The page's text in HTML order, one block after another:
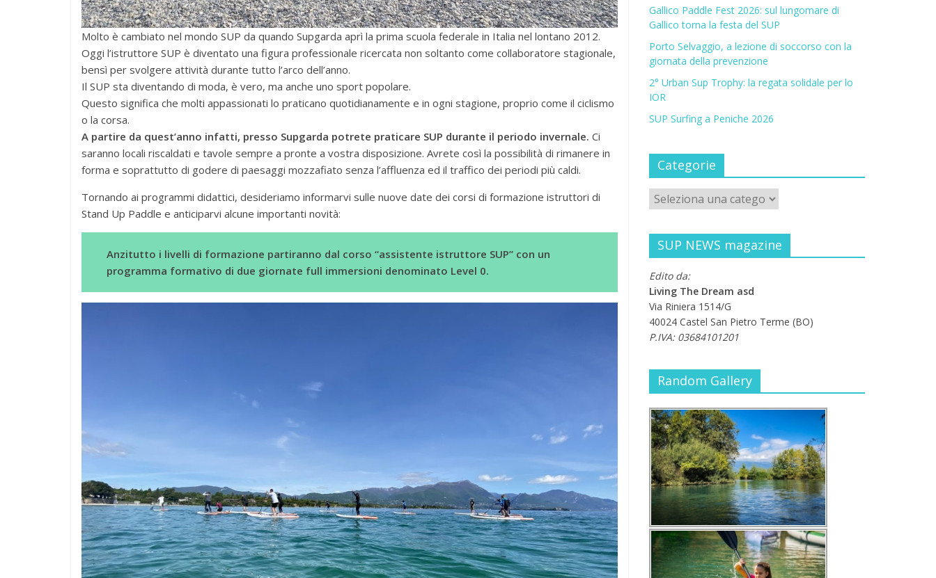
Molto è cambiato nel mondo SUP da quando Supgarda aprì la prima scuola federale in Italia nel lontano 2012.
Oggi l’istruttore SUP è diventato una figura professionale ricercata non soltanto come collaboratore stagionale,
bensì per svolgere attività durante tutto l’arco dell’anno.
Il SUP sta diventando di moda, è vero, ma anche uno sport popolare.
Questo significa che molti appassionati lo praticano quotidianamente e in ogni stagione, proprio come il ciclismo
o la corsa.
A partire da quest’anno infatti, presso Supgarda potrete praticare SUP durante il periodo invernale. Ci
saranno locali riscaldati e tavole sempre a pronte a vostra disposizione. Avrete così la possibilità di rimanere in
forma e soprattutto di godere di paesaggi mozzafiato senza l’affluenza ed il traffico dei periodi più caldi.
Tornando ai programmi didattici, desideriamo informarvi sulle nuove date dei corsi di formazione istruttori di
Stand Up Paddle e anticiparvi alcune importanti novità:
Anzitutto i livelli di formazione partiranno dal corso “assistente istruttore SUP” con un
programma formativo di due giornate full immersioni denominato Level 0.
Gallico Paddle Fest 2026: sul lungomare di
Gallico torna la festa del SUP
Porto Selvaggio, a lezione di soccorso con la
giornata della prevenzione
2° Urban Sup Trophy: la regata solidale per lo
IOR
SUP Surfing a Peniche 2026
Categorie
SUP NEWS magazine
Edito da:
Living The Dream asd
Via Riniera 1514/G
40024 Castel San Pietro Terme (BO)
P.IVA: 03684101201
Random Gallery